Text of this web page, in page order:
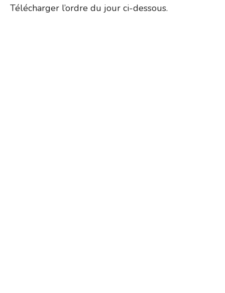
Télécharger l’ordre du jour ci-dessous.